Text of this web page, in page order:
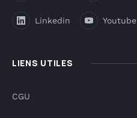
LIENS UTILES
Linkedin Youtube
CGU